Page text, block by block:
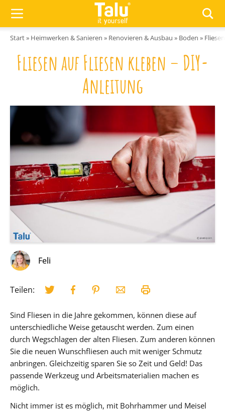
Start» Heimwerken & Sanieren » Renovieren & Ausbau » Boden » Fliesen
Fliesen auf Fliesen kleben – DIY-
Anleitung
Feli
Teilen:
Sind Fliesen in die Jahre gekommen, können diese auf
unterschiedliche Weise getauscht werden. Zum einen
durch Wegschlagen der alten Fliesen. Zum anderen können
Sie die neuen Wunschfliesen auch mit weniger Schmutz
anbringen. Gleichzeitig sparen Sie so Zeit und Geld! Das
passende Werkzeug und Arbeitsmaterialien machen es
möglich.
Nicht immer ist es möglich, mit Bohrhammer und Meisel